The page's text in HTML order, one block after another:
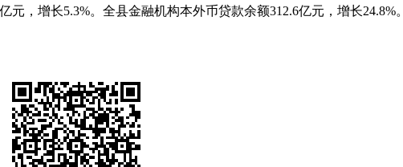
增长5.3%。全县金融机构本外币贷款余额312.6亿元，增长24.8%。